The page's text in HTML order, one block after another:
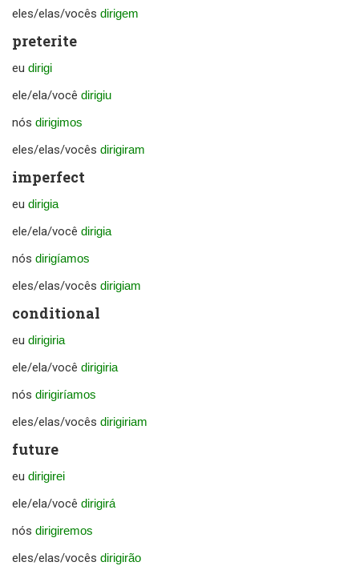
eles/elas/vocês dirigem
preterite
eu dirigi
ele/ela/você dirigiu
nós dirigimos
eles/elas/vocês dirigiram
imperfect
eu dirigia
ele/ela/você dirigia
nós dirigíamos
eles/elas/vocês dirigiam
conditional
eu dirigiria
ele/ela/você dirigiria
nós dirigiríamos
eles/elas/vocês dirigiriam
future
eu dirigirei
ele/ela/você dirigirá
nós dirigiremos
eles/elas/vocês dirigirão